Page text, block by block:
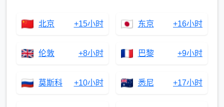
北京 +15小时 东京 +16小时
伦敦 +8小时 巴黎 +9小时
莫斯科 +10小时 悉尼 +17小时